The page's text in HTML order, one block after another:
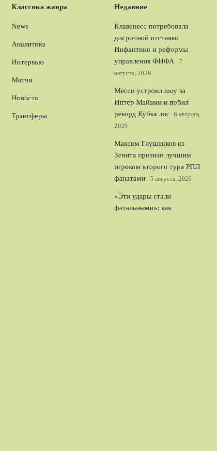
Классика жанра
News
Аналитика
Интервью
Матчи
Новости
Трансферы
Недавние
Клавенесс потребовала
досрочной отставки
Инфантино и реформы
управления ФИФА
7
августа, 2026
Месси устроил шоу за
Интер Майами и побил
рекорд Кубка лиг
6 августа,
2026
Максим Глушенков из
Зенита признан лучшим
игроком второго тура РПЛ
фанатами
5 августа, 2026
«Эти удары стали
фатальными»: как